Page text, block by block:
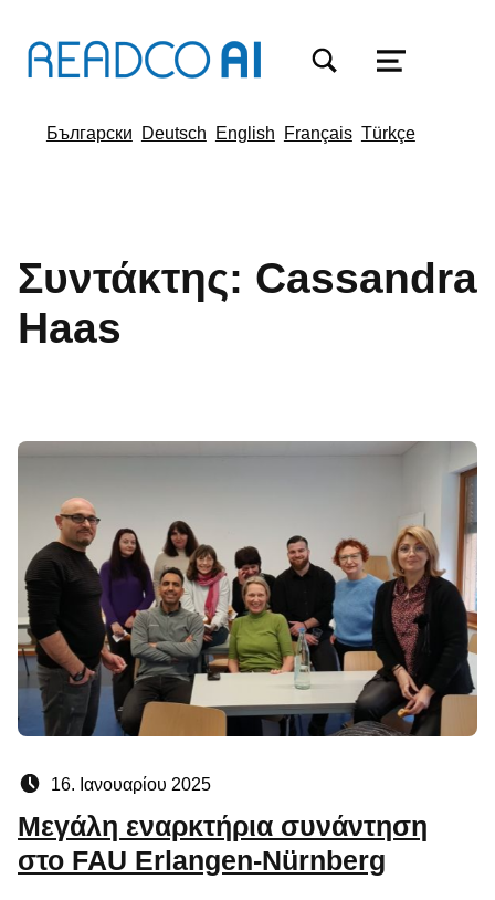
TOGGLE SEARCH FORM MODAL BOX
MENU
Български Deutsch English Français Türkçe
Συντάκτης: Cassandra
Haas
16. Ιανουαρίου 2025
Μεγάλη εναρκτήρια συνάντηση
στο FAU Erlangen-Nürnberg